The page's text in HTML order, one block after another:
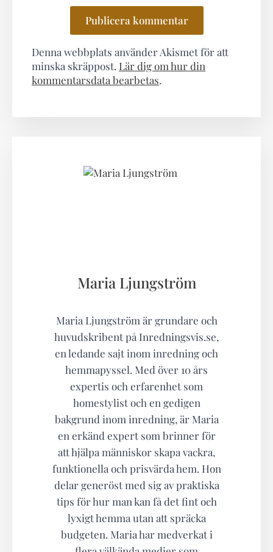
Denna webbplats använder Akismet för att
minska skräppost. Lär dig om hur din
kommentarsdata bearbetas.
Maria Ljungström
Maria Ljungström är grundare och
huvudskribent på Inredningsvis.se,
en ledande sajt inom inredning och
hemmapyssel. Med över 10 års
expertis och erfarenhet som
homestylist och en gedigen
bakgrund inom inredning, är Maria
en erkänd expert som brinner för
att hjälpa människor skapa vackra,
funktionella och prisvärda hem. Hon
delar generöst med sig av praktiska
tips för hur man kan få det fint och
lyxigt hemma utan att spräcka
budgeten. Maria har medverkat i